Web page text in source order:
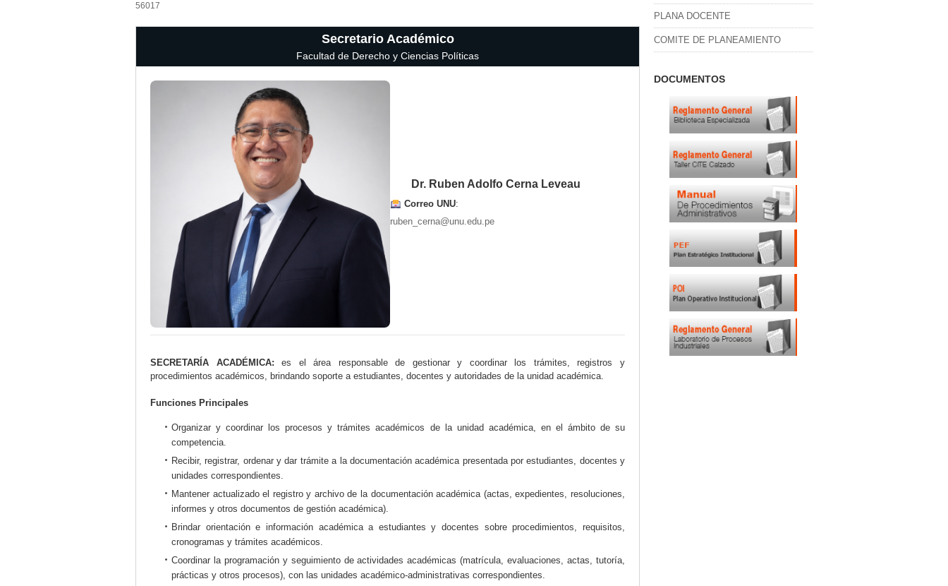
56017
Secretario Académico
Facultad de Derecho y Ciencias Políticas
Dr. Ruben Adolfo Cerna Leveau
Correo UNU:
ruben_cerna@unu.edu.pe
SECRETARÍA ACADÉMICA:es el área responsable de gestionar y coordinar los trámites, registros y
procedimientos académicos, brindando soporte a estudiantes, docentes y autoridades de la unidad académica.
Funciones Principales
Organizar y coordinar los procesos y trámites académicos de la unidad académica, en el ámbito de su
competencia.
Recibir, registrar, ordenar y dar trámite a la documentación académica presentada por estudiantes, docentes y
unidades correspondientes.
Mantener actualizado el registro y archivo de la documentación académica (actas, expedientes, resoluciones,
informes y otros documentos de gestión académica).
Brindar orientación e información académica a estudiantes y docentes sobre procedimientos, requisitos,
cronogramas y trámites académicos.
Coordinar la programación y seguimiento de actividades académicas (matrícula, evaluaciones, actas, tutoría,
prácticas y otros procesos), con las unidades académico-administrativas correspondientes.
PLANA DOCENTE
COMITE DE PLANEAMIENTO
DOCUMENTOS